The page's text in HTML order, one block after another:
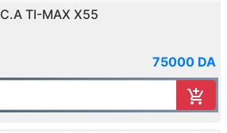
C.A TI-MAX X55
75000 DA